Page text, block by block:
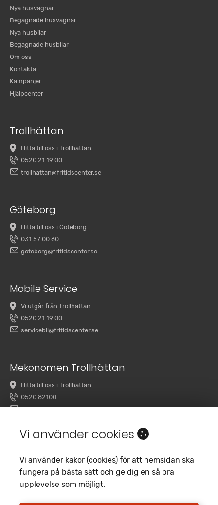
Nya husvagnar
Begagnade husvagnar
Nya husbilar
Begagnade husbilar
Om oss
Kontakta
Kampanjer
Hjälpcenter
Trollhättan
Hitta till oss i Trollhättan
0520 21 19 00
trollhattan@fritidscenter.se
Göteborg
Hitta till oss i Göteborg
031 57 00 60
goteborg@fritidscenter.se
Mobile Service
Vi utgår från Trollhättan
0520 21 19 00
servicebil@fritidscenter.se
Mekonomen Trollhättan
Hitta till oss i Trollhättan
0520 82100
overby@mekonomenbilverkstad.se
Copyright 2020 Fritidscenter
Vi använder cookies
Vi använder kakor (cookies) för att hemsidan ska
fungera på bästa sätt och ge dig en så bra
upplevelse som möjligt.